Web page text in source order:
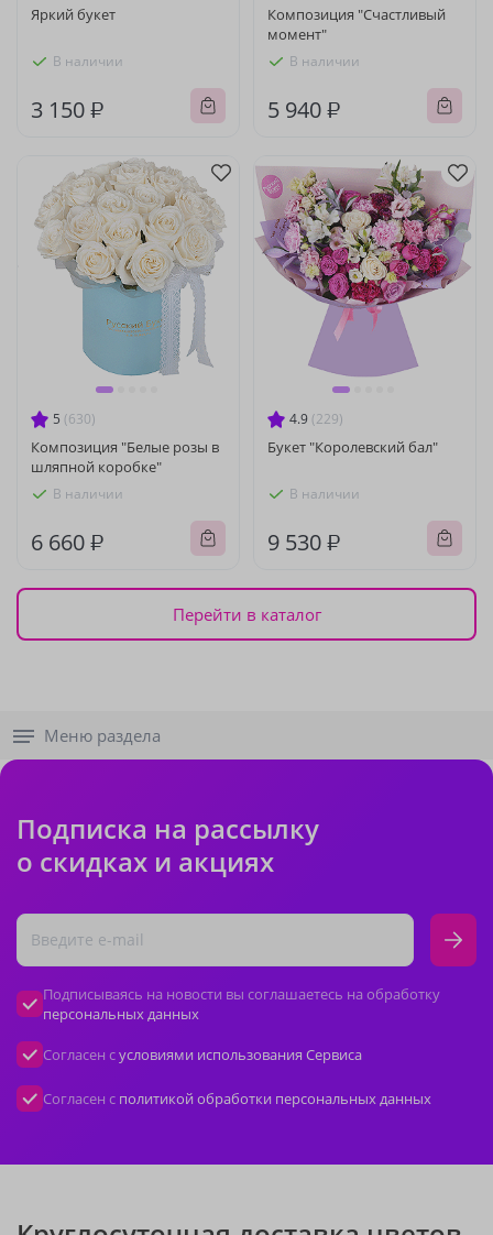
Яркий букет
В наличии
3 150 ₽
Композиция "Счастливый
момент"
В наличии
5 940 ₽
5 (630)
Композиция "Белые розы в
шляпной коробке"
В наличии
6 660 ₽
4.9 (229)
Букет "Королевский бал"
В наличии
9 530 ₽
Перейти в каталог
Меню раздела
Подписка на рассылку
о скидках и акциях
Подписываясь на новости вы соглашаетесь на обработку
персональных данных
Согласен сусловиями использования Сервиса
Согласен с политикой обработки персональных данных